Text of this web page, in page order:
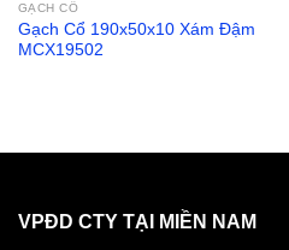
GẠCH CỔ
Gạch Cổ 190x50x10 Xám Đậm
MCX19502
VPĐD CTY TẠI MIỀN NAM